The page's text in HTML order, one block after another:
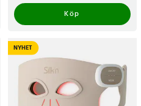
Köp
NYHET